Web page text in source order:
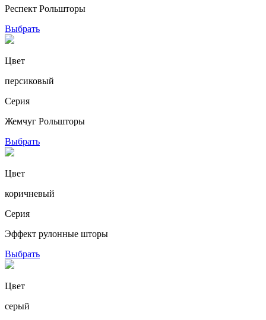
Респект Рольшторы
Выбрать
Цвет
персиковый
Серия
Жемчуг Рольшторы
Выбрать
Цвет
коричневый
Серия
Эффект рулонные шторы
Выбрать
Цвет
серый